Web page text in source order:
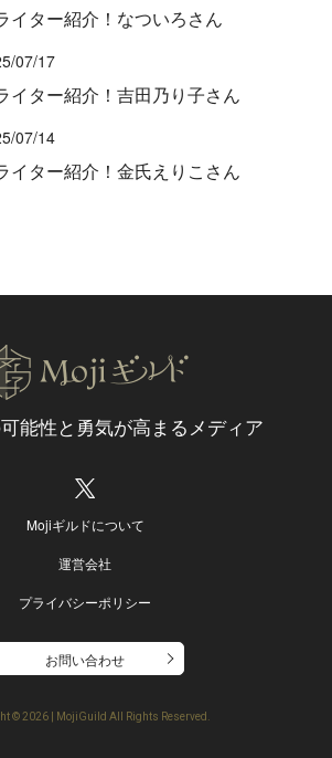
イター紹介！なついろさん
07/17
イター紹介！吉田乃り子さん
07/14
イター紹介！金氏えりこさん
能性と 勇気が高まるメディア
Mojiギルドについて
運営会社
プライバシーポリシー
お問い合わせ
©2026 | MojiGuild All Rights Reserved.